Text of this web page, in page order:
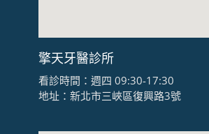
擎天牙醫診所
看診時間：週四 09:30-17:30
地址：新北市三峽區復興路3號